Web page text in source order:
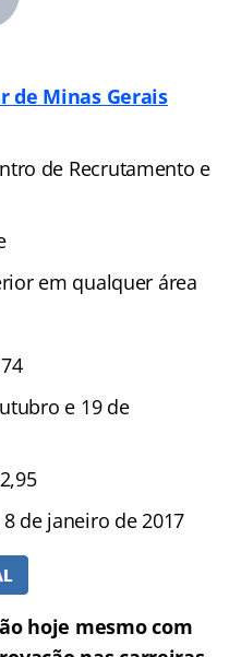
responsabilidade do
referentes
e
no site do
seletivo e mesmo
e telefone
em vídeo com o
Polícia Militar